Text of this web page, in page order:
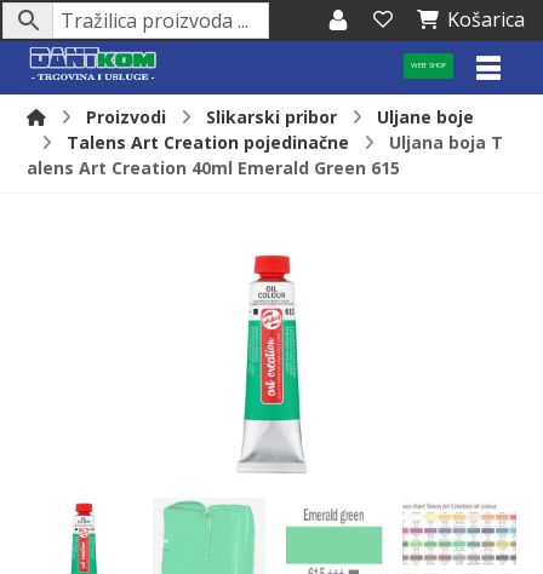
Košarica
WEB SHOP
Proizvodi Slikarski pribor
Uljane boje
Talens Art Creation pojedinačne
Uljana boja T
alens Art Creation 40ml Emerald Green 615